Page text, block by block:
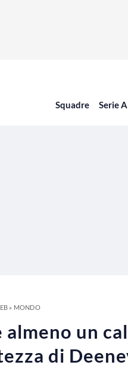
Squadre Serie A
» MONDO
almeno un
di